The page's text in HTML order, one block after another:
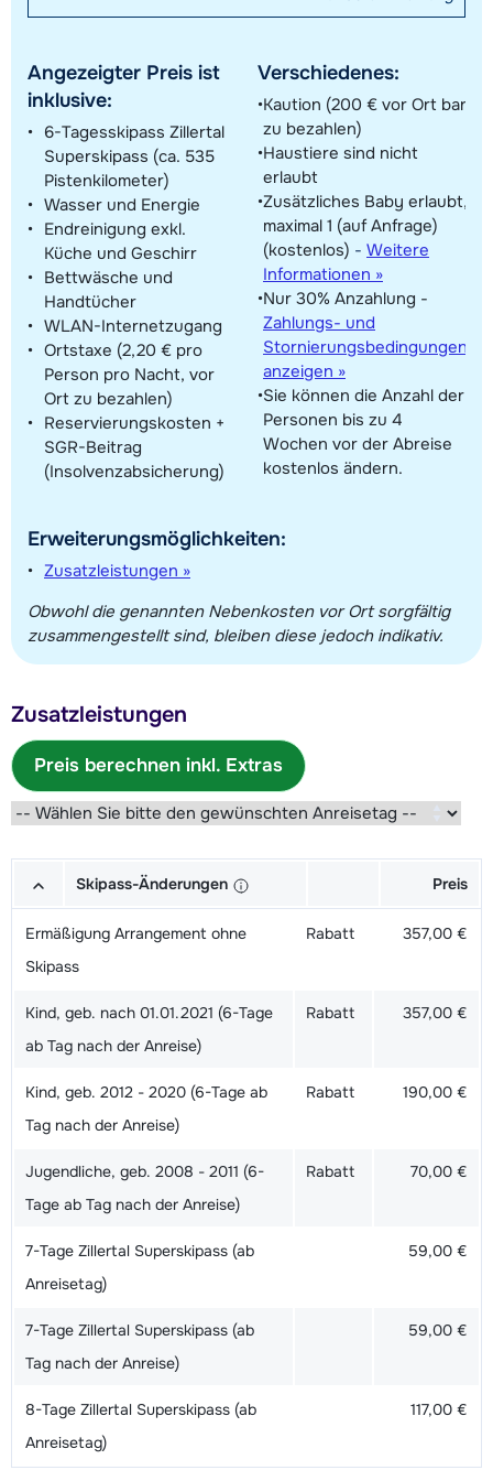
Angezeigter Preis ist
inklusive:
6-Tagesskipass Zillertal
Superskipass (ca. 535
Pistenkilometer)
Wasser und Energie
Endreinigung exkl.
Küche und Geschirr
Bettwäsche und
Handtücher
WLAN-Internetzugang
Ortstaxe (2,20 € pro
Person pro Nacht, vor
Ort zu bezahlen)
Reservierungskosten +
SGR-Beitrag
(Insolvenzabsicherung)
Erweiterungsmöglichkeiten:
Zusatzleistungen »
Verschiedenes:
Kaution (200 € vor Ort bar
zu bezahlen)
Haustiere sind nicht
erlaubt
Zusätzliches Baby erlaubt,
maximal 1 (auf Anfrage)
(kostenlos) - Weitere
Informationen »
Nur 30% Anzahlung -
Zahlungs- und
Stornierungsbedingungen
anzeigen »
Sie können die Anzahl der
Personen bis zu 4
Wochen vor der Abreise
kostenlos ändern.
Obwohl die genannten Nebenkosten vor Ort sorgfältig
zusammengestellt sind, bleiben diese jedoch indikativ.
Zusatzleistungen
Preis berechnen inkl. Extras
Skipass-Änderungen Preis
Ermäßigung Arrangement ohne
Skipass
Rabatt 357,00 €
Kind, geb. nach 01.01.2021 (6-Tage
ab Tag nach der Anreise)
Rabatt 357,00 €
Kind, geb. 2012 - 2020 (6-Tage ab
Tag nach der Anreise)
Rabatt 190,00 €
Jugendliche, geb. 2008 - 2011 (6-
Tage ab Tag nach der Anreise)
Rabatt 70,00 €
7-Tage Zillertal Superskipass (ab
Anreisetag)
59,00 €
7-Tage Zillertal Superskipass (ab
Tag nach der Anreise)
59,00 €
8-Tage Zillertal Superskipass (ab
Anreisetag)
117,00 €